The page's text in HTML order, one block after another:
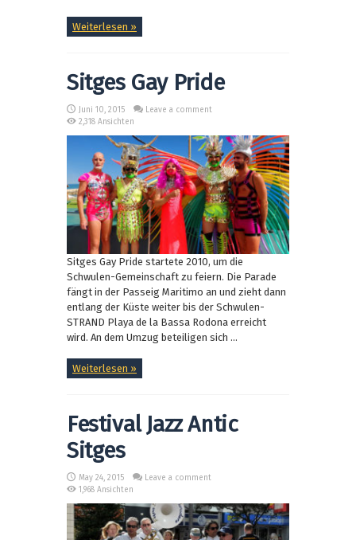
Weiterlesen »
Sitges Gay Pride
Juni 10, 2015
Leave a comment
2,318 Ansichten
Sitges Gay Pride startete 2010, um die
Schwulen-Gemeinschaft zu feiern. Die Parade
fängt in der Passeig Maritimo an und zieht dann
entlang der Küste weiter bis der Schwulen-
STRAND Playa de la Bassa Rodona erreicht
wird. An dem Umzug beteiligen sich ...
Weiterlesen »
Festival Jazz Antic
Sitges
May 24, 2015
Leave a comment
1,968 Ansichten